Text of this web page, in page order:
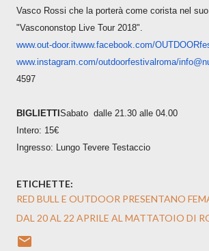
Vasco Rossi che la porterà come corista nel
"Vascononstop Live Tour 2018".
www.out-door.itwww.facebook.com/
www.instagram.com/outdoorfestivalroma/
4597
BIGLIETTI Sabato dalle 21.30 alle 04.00
Intero: 15€
Ingresso: Lungo Tevere Testaccio
ETICHETTE:
RED BULL E OUTDOOR PRESENTANO
DAL 20 AL 22 APRILE AL MATTATOIO DI